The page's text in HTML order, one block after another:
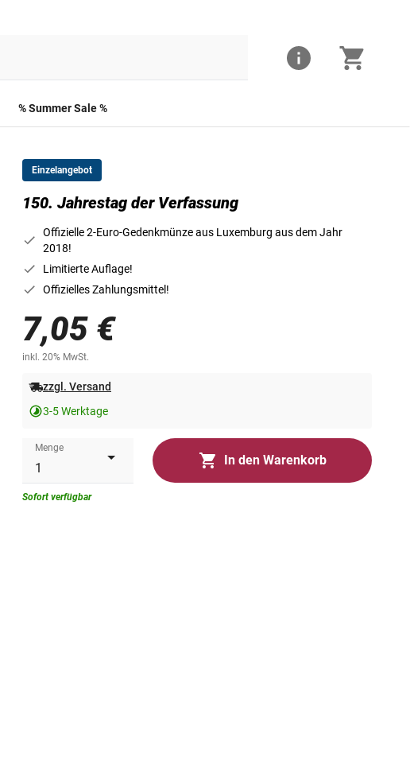
% Summer Sale %
Die Vorderseite der 2-Euro-Münze
Einzelangebot
150. Jahrestag der Verfassung
Offizielle 2-Euro-Gedenkmünze aus Luxemburg aus dem Jahr
2018!
Limitierte Auflage!
Offizielles Zahlungsmittel!
7,05 €
inkl. 20% MwSt.
zzgl. Versand
3-5 Werktage
Menge
In den Warenkorb
Sofort verfügbar